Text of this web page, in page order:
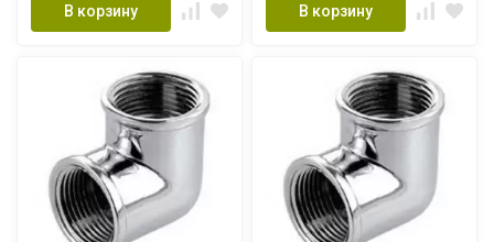
В корзину В корзину